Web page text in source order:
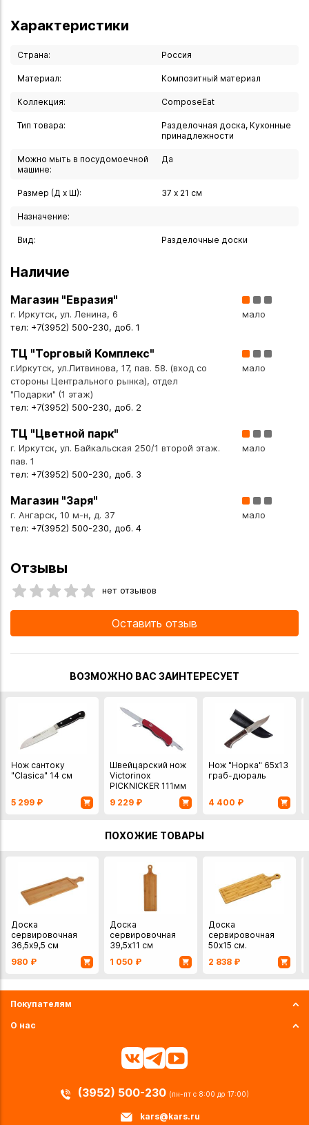
сохраняет насыщенность цвета и не деформируется от
влаги.
Доска сервировочная композитная с желобом,
Коллекция FASHION.
Вес (кг): 0.69
Длина (см): 37.00
Вид упаковки: фирменная
Материал: бумажный композитный материал
машины
Вы можете купить Доска для сервировки 37х21 см дуб
Ангарске, а также сделать заказ в интернет-магазине с
доставкой курьером по Иркутску или транспортной
компанией по всей России.
Характеристики
Страна: Россия
Материал: Композитный материал
Коллекция: ComposeEat
Тип товара:
Разделочная доска, Кухонные
принадлежности
Можно мыть в посудомоечной
машине:
Да
Размер (Д х Ш): 37 х 21 см
Назначение:
Вид: Разделочные доски
Наличие
Магазин "Евразия"
г. Иркутск, ул. Ленина, 6
тел: +7(3952) 500-230, доб. 1
мало
ТЦ "Торговый Комплекс"
г.Иркутск, ул.Литвинова, 17, пав. 58. (вход со
стороны Центрального рынка), отдел
"Подарки" (1 этаж)
тел: +7(3952) 500-230, доб. 2
мало
ТЦ "Цветной парк"
г. Иркутск, ул. Байкальская 250/1 второй этаж.
пав. 1
тел: +7(3952) 500-230, доб. 3
мало
Магазин "Заря"
г. Ангарск, 10 м-н, д. 37
тел: +7(3952) 500-230, доб. 4
мало
Отзывы
нет отзывов
Оставить отзыв
ВОЗМОЖНО ВАС ЗАИНТЕРЕСУЕТ
Нож сантоку
"Clasica" 14 см
5 299 ₽
Швейцарский нож
Victorinox
PICKNICKER 111мм
красный 11функций
с фиксатором
9 229 ₽
Нож "Норка" 65х13
граб-дюраль
4 400 ₽
ПОХОЖИЕ ТОВАРЫ
Доска
сервировочная
36,5х9,5 см
980 ₽
Доска
сервировочная
39,5х11 см
1 050 ₽
Доска
сервировочная
50х15 см.
Великобритания
бамбук
2 838 ₽
Покупателям
О нас
(3952) 500-230 (пн-пт с 8:00 до 17:00)
kars@kars.ru